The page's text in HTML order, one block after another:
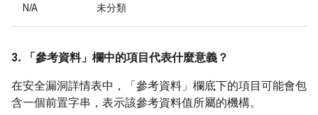
N/A 未分類
3. 「參考資料」 欄中的項目代表什麼意義？
在安全漏洞詳情表中，「參考資料」 欄底下的項目可能會包
含一個前置字串，表示該參考資料值所屬的機構。